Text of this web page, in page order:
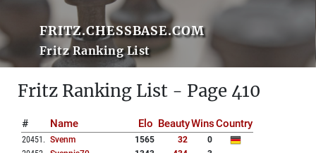
FRITZ.CHESSBASE.COM
Fritz Ranking List
Fritz Ranking List - Page 410
# Name Elo BeautyWinsCountry
20451 . Svenm 1565 32
0